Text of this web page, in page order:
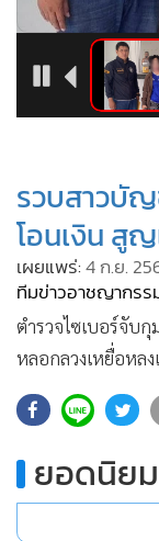
Good health &
Green
Management &
• MGR Live
• การเมือง
•
ท่องเที่ยว
• ต่างประเทศ
• Special Scoop
• เศรษฐกิจ-ธุรกิจ
• จีน
• ชุมชน-คุณภาพชี
•
อาชญากรรม
•
•
รวบสาวบั
โอนเงิน สู
เผยแพร่:4 ก.ย.
ทีมข่าวอาชญากรร
ตำรวจไซเบอร์จับ
หลอกลวงเหยื่อหล
ยอดนิยม